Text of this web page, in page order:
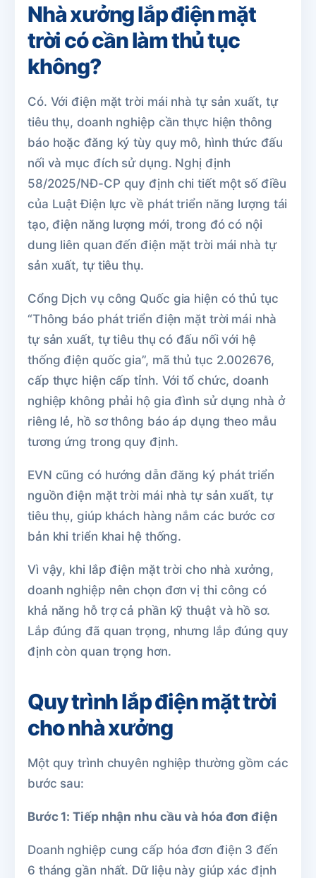
Nhà xưởng lắp điện mặt
trời có cần làm thủ tục
không?
Có. Với điện mặt trời mái nhà tự sản xuất, tự
tiêu thụ, doanh nghiệp cần thực hiện thông
báo hoặc đăng ký tùy quy mô, hình thức đấu
nối và mục đích sử dụng. Nghị định
58/2025/NĐ-CP quy định chi tiết một số điều
của Luật Điện lực về phát triển năng lượng tái
tạo, điện năng lượng mới, trong đó có nội
dung liên quan đến điện mặt trời mái nhà tự
sản xuất, tự tiêu thụ.
Cổng Dịch vụ công Quốc gia hiện có thủ tục
“Thông báo phát triển điện mặt trời mái nhà
tự sản xuất, tự tiêu thụ có đấu nối với hệ
thống điện quốc gia”, mã thủ tục 2.002676,
cấp thực hiện cấp tỉnh. Với tổ chức, doanh
nghiệp không phải hộ gia đình sử dụng nhà ở
riêng lẻ, hồ sơ thông báo áp dụng theo mẫu
tương ứng trong quy định.
EVN cũng có hướng dẫn đăng ký phát triển
nguồn điện mặt trời mái nhà tự sản xuất, tự
tiêu thụ, giúp khách hàng nắm các bước cơ
bản khi triển khai hệ thống.
Vì vậy, khi lắp điện mặt trời cho nhà xưởng,
doanh nghiệp nên chọn đơn vị thi công có
khả năng hỗ trợ cả phần kỹ thuật và hồ sơ.
Lắp đúng đã quan trọng, nhưng lắp đúng quy
định còn quan trọng hơn.
Quy trình lắp điện mặt trời
cho nhà xưởng
Một quy trình chuyên nghiệp thường gồm các
bước sau:
Bước 1: Tiếp nhận nhu cầu và hóa đơn điện
Doanh nghiệp cung cấp hóa đơn điện 3 đến
6 tháng gần nhất. Dữ liệu này giúp xác định